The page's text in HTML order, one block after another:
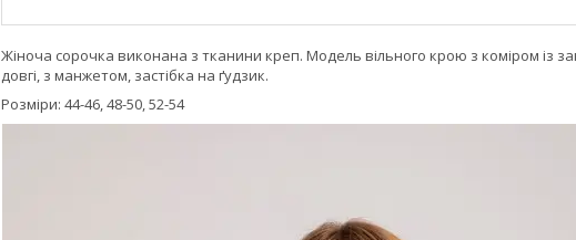
Жіноча сорочка виконана з тканини креп. Модель вільного крою з коміром із
довгі, з манжетом, застібка на ґудзик.
Розміри: 44-46, 48-50, 52-54